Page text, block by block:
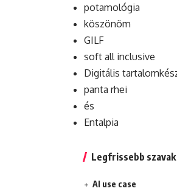
potamológia
köszönöm
GILF
soft all inclusive
Digitális
panta rhei
és
Entalpia
Legfrissebb
AI use case